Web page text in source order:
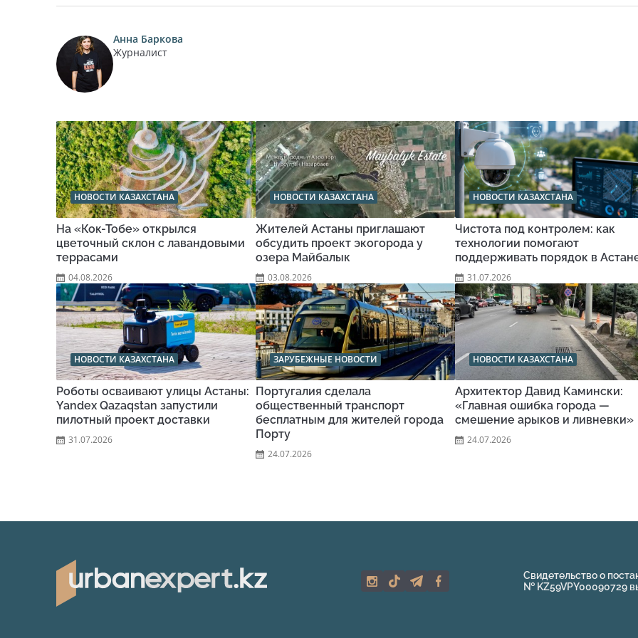
Анна Баркова
Журналист
НОВОСТИ КАЗАХСТАНА
На «Кок-Тобе» открылся
цветочный склон с лавандовыми
террасами
04.08.2026
НОВОСТИ КАЗАХСТАНА
Жителей Астаны приглашают
обсудить проект экогорода у
озера Майбалык
03.08.2026
НОВОСТИ КАЗАХСТАНА
Чистота под контролем: как
технологии помогают
поддерживать порядок в
31.07.2026
НОВОСТИ КАЗАХСТАНА
Роботы осваивают улицы Астаны:
Yandex Qazaqstan запустили
пилотный проект доставки
31.07.2026
ЗАРУБЕЖНЫЕ НОВОСТИ
Португалия сделала
общественный транспорт
бесплатным для жителей города
Порту
24.07.2026
НОВОСТИ КАЗАХСТАНА
Архитектор Давид Камински:
«Главная ошибка города —
смешение арыков и ливневки»
24.07.2026
Свидетельство о
№ KZ59VPY00090729